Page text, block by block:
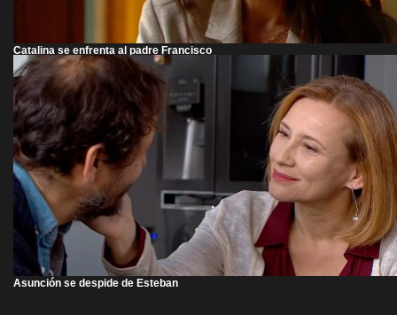
Catalina se enfrenta al padre Francisco
Asunción se despide de Esteban